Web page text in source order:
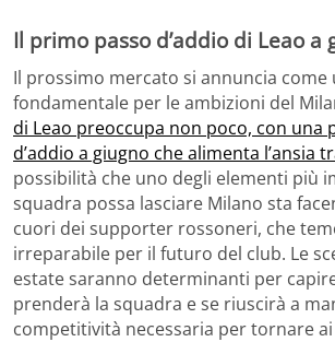
Il primo passo d’addio di Leao a
Il prossimo mercato si annuncia come
fondamentale per le ambizioni del
di Leao preoccupa non poco, con una
d’addio a giugno che alimenta l’ansia
possibilità che uno degli elementi più
squadra possa lasciare Milano sta
cuori dei supporter rossoneri, che
irreparabile per il futuro del club. Le
estate saranno determinanti per
prenderà la squadra e se riuscirà a
competitività necessaria per tornare